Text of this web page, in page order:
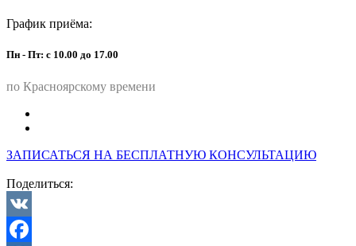
График приёма:
Пн - Пт: с 10.00 до 17.00
по Красноярскому времени
ЗАПИСАТЬСЯ НА БЕСПЛАТНУЮ КОНСУЛЬТАЦИЮ
Поделиться:
VK